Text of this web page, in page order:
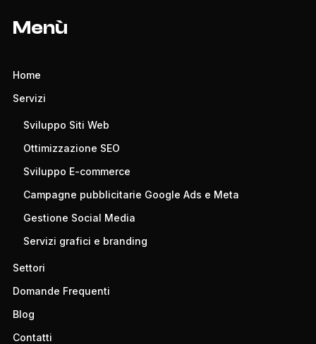
Menù
Home
Servizi
Sviluppo Siti Web
Ottimizzazione SEO
Sviluppo E-commerce
Campagne pubblicitarie Google Ads e Meta
Gestione Social Media
Servizi grafici e branding
Settori
Domande Frequenti
Blog
Contatti